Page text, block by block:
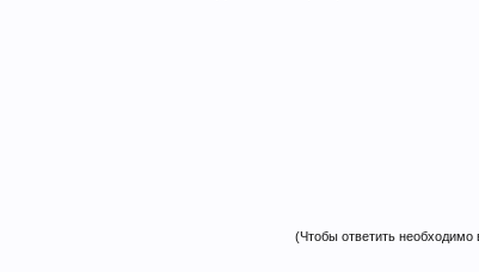
(Чтобы ответить необходимо